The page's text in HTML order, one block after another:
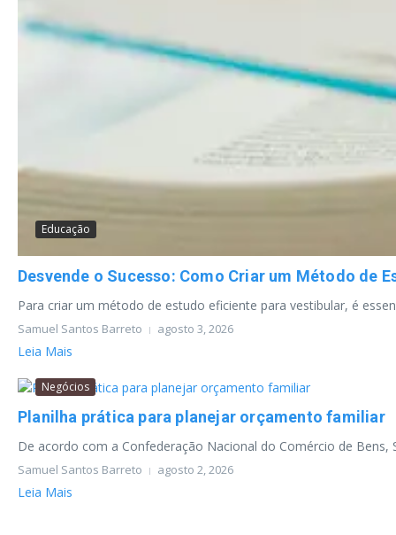
Educação
Desvende o Sucesso: Como Criar um Método de
Para criar um método de estudo eficiente para vestibular, é
Samuel Santos Barreto agosto 3, 2026
Leia Mais
Negócios
Planilha prática para planejar orçamento familiar
De acordo com a Confederação Nacional do Comércio de Bens,
Samuel Santos Barreto agosto 2, 2026
Leia Mais